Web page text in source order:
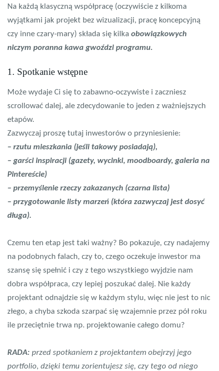
Na każdą klasyczną współpracę (oczywiście z kilkoma
wyjątkami jak projekt bez wizualizacji, pracę koncepcyjną
czy inne czary-mary) składa się kilka obowiązkowych
niczym poranna kawa gwoździ programu.
1. Spotkanie wstępne
Może wydaje Ci się to zabawno-oczywiste i zaczniesz
scrollować dalej, ale zdecydowanie to jeden z ważniejszych
etapów.
Zazwyczaj proszę tutaj inwestorów o przyniesienie:
– rzutu mieszkania (jeśli takowy posiadają),
– garści inspiracji (gazety, wycinki, moodboardy, galeria na
Pintereście)
– przemyślenie rzeczy zakazanych (czarna lista)
– przygotowanie listy marzeń (która zazwyczaj jest dosyć
długa).
Czemu ten etap jest taki ważny? Bo pokazuje, czy nadajemy
na podobnych falach, czy to, czego oczekuje inwestor ma
szansę się spełnić i czy z tego wszystkiego wyjdzie nam
dobra współpraca, czy lepiej poszukać dalej. Nie każdy
projektant odnajdzie się w każdym stylu, więc nie jest to nic
złego, a chyba szkoda szarpać się wzajemnie przez pół roku
ile przeciętnie trwa np. projektowanie całego domu?
RADA: przed spotkaniem z projektantem obejrzyj jego
portfolio, dzięki temu zorientujesz się, czy tego od niego